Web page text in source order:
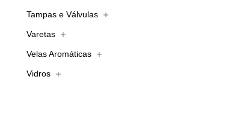
Tampas e Válvulas
Varetas
Velas Aromáticas
Vidros